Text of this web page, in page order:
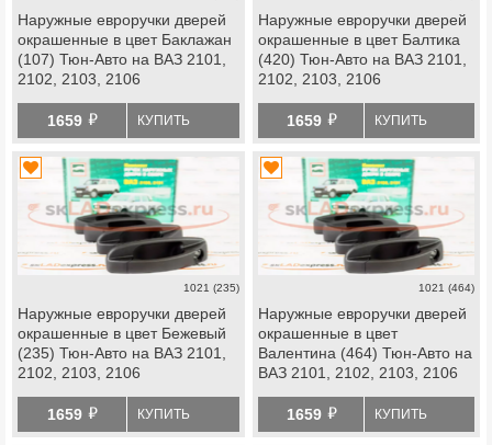
Наружные евроручки дверей
окрашенные в цвет Баклажан
(107) Тюн-Авто на ВАЗ 2101,
2102, 2103, 2106
1659 й КУПИТЬ
Наружные евроручки дверей
окрашенные в цвет Балтика
(420) Тюн-Авто на ВАЗ 2101,
2102, 2103, 2106
1659 й КУПИТЬ
1021 (235)
Наружные евроручки дверей
окрашенные в цвет Бежевый
(235) Тюн-Авто на ВАЗ 2101,
2102, 2103, 2106
1659 й КУПИТЬ
1021 (464)
Наружные евроручки дверей
окрашенные в цвет
Валентина (464) Тюн-Авто на
ВАЗ 2101, 2102, 2103, 2106
1659 й КУПИТЬ